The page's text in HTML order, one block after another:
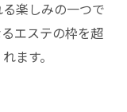
しよう
と
楽しみの一つで
エステの枠を超
ます。